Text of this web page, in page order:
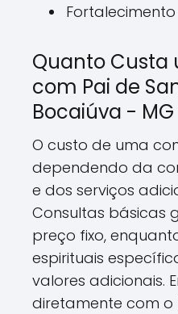
Quanto Custa
com Pai de
Bocaiúva - MG
O custo de uma
dependendo da
e dos serviços
Consultas básicas
preço fixo,
espirituais
valores adicionais.
diretamente com o